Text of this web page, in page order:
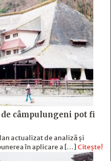
de câmpulungeni pot fi
actualizat de analiză și
în aplicare a […] Citește!